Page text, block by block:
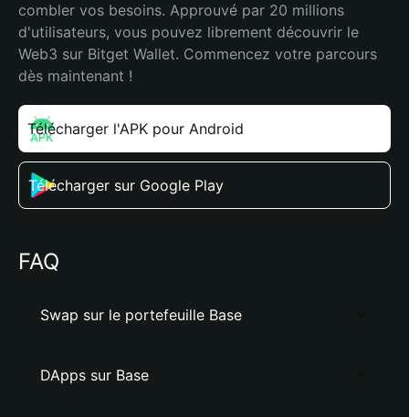
combler vos besoins. Approuvé par 20 millions
d'utilisateurs, vous pouvez librement découvrir le
Web3 sur Bitget Wallet. Commencez votre parcours
dès maintenant !
Télécharger l'APK pour Android
Télécharger sur Google Play
FAQ
Swap sur le portefeuille Base
DApps sur Base